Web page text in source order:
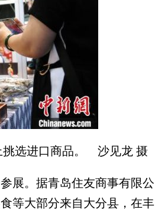
挑选进口商品。 沙见龙 摄
展。据青岛住友商事有限公
等大部分来自大分县，在丰